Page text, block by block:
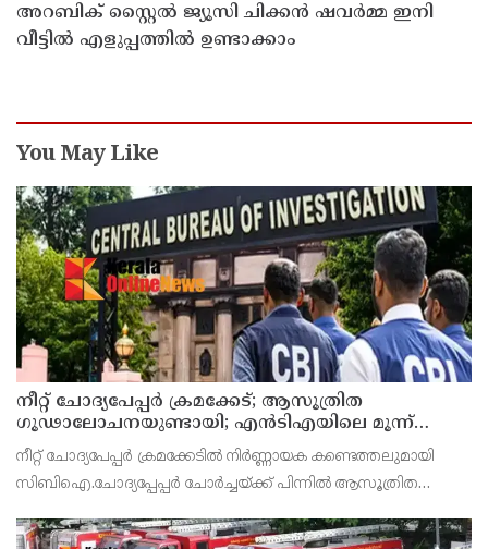
അറബിക് സ്റ്റൈൽ ജ്യൂസി ചിക്കൻ ഷവർമ്മ ഇനി
വീട്ടിൽ എളുപ്പത്തിൽ ഉണ്ടാക്കാം
You May Like
നീറ്റ് ചോദ്യപേപ്പര്‍ ക്രമക്കേട്; ആസൂത്രിത
ഗൂഢാലോചനയുണ്ടായി; എന്‍ടിഎയിലെ മൂന്ന്
സബ്ജക്ട് വിദഗ്ധര്‍ക്ക് പങ്കുണ്ടെന്ന നിർണായക
കണ്ടെത്തലുമായി സിബിഐ
നീറ്റ് ചോദ്യപേപ്പര്‍ ക്രമക്കേടിൽ നിർണ്ണായക കണ്ടെത്തലുമായി
സിബിഐ.ചോദ്യപ്പേപ്പർ ചോർച്ചയ്ക്ക് പിന്നില്‍ ആസൂത്രിത
നാഷണല്‍ ടെസ്റ്റിംഗ് ഏജന്‍സി (എന്‍ടിഎ) വിദഗ്